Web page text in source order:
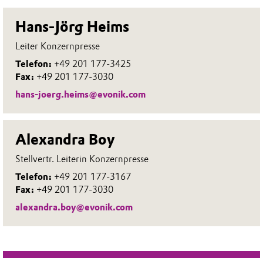
Hans-Jörg Heims
Leiter Konzernpresse
Telefon: +49 201 177-3425
Fax: +49 201 177-3030
hans-joerg.heims@evonik.com
Alexandra Boy
Stellvertr. Leiterin Konzernpresse
Telefon: +49 201 177-3167
Fax: +49 201 177-3030
alexandra.boy@evonik.com